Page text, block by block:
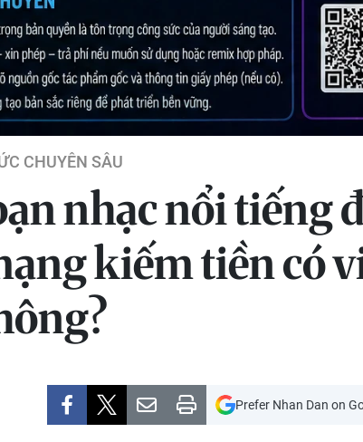
CHUYÊN SÂU
nhạc nổi tiếng
kiếm tiền có
Prefer Nhan Dan on